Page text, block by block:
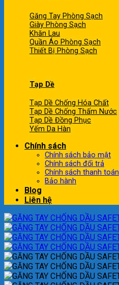
Găng Tay Phòng Sạch
Giày Phòng Sạch
Khăn Lau
Quần Áo Phòng Sạch
Thiết Bị Phòng Sạch
Tạp Dề
Tạp Dề Chống Hóa Chất
Tạp Dề Chống Thấm Nước
Tạp Dề Đồng Phục
Yếm Da Hàn
Chính sách
Chính sách bảo mật
Chính sách đổi trả
Chính sách thanh toán
Bảo hành
Blog
Liên hệ